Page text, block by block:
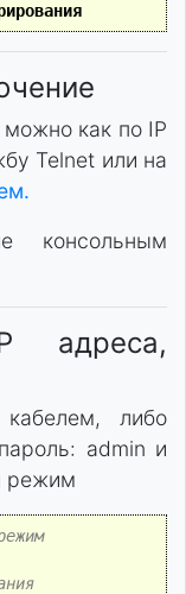
как по IP
Telnet или на
консольным
адреса,
либо
admin и
режим